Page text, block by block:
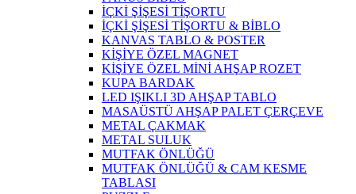
İÇKİ ŞİŞESİ TİŞORTU
İÇKİ ŞİŞESİ TİŞORTU & BİBLO
KANVAS TABLO & POSTER
KİŞİYE ÖZEL MAGNET
KİŞİYE ÖZEL MİNİ AHŞAP ROZET
KUPA BARDAK
LED IŞIKLI 3D AHŞAP TABLO
MASAÜSTÜ AHŞAP PALET ÇERÇEVE
METAL ÇAKMAK
METAL SULUK
MUTFAK ÖNLÜĞÜ
MUTFAK ÖNLÜĞÜ & CAM KESME
TABLASI